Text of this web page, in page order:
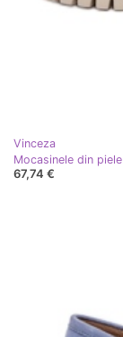
Vinceza
67,74 €